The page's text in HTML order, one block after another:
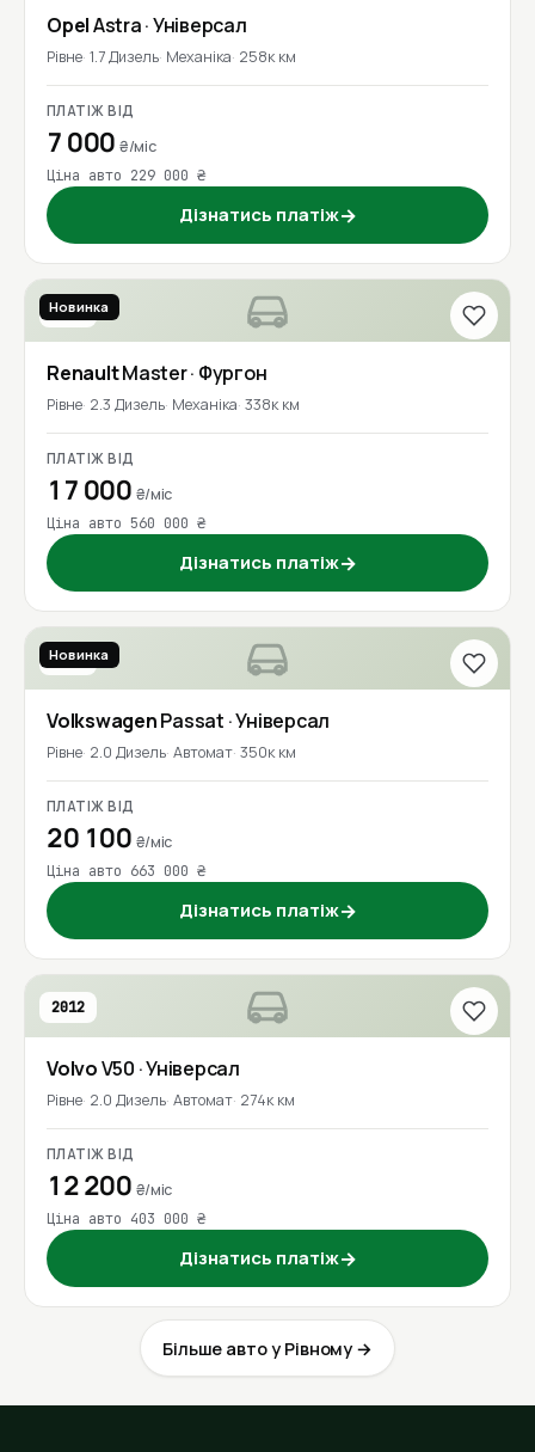
OpelAstra· Універсал
Рівне 1.7 Дизель Механіка 258к км
ПЛАТІЖ ВІД
7 000₴/міс
Ціна авто 229 000 ₴
Дізнатись платіж→
2017
Новинка
RenaultMaster· Фургон
Рівне 2.3 Дизель Механіка 338к км
ПЛАТІЖ ВІД
17 000 ₴/міс
Ціна авто 560 000 ₴
Дізнатись платіж→
2016
Новинка
VolkswagenPassat · Універсал
Рівне 2.0 Дизель Автомат 350к км
ПЛАТІЖ ВІД
20 100 ₴/міс
Ціна авто 663 000 ₴
Дізнатись платіж→
2012
VolvoV50 · Універсал
Рівне 2.0 Дизель Автомат 274к км
ПЛАТІЖ ВІД
12 200 ₴/міс
Ціна авто 403 000 ₴
Дізнатись платіж→
Більше авто у Рівному →